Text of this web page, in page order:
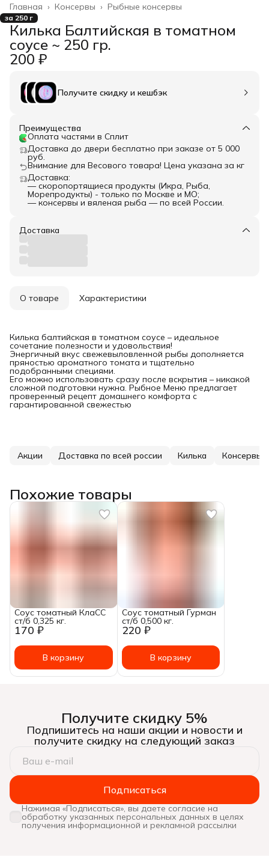
Рыбные консервы
Консервы ›
Главная ›
за 250 г
Килька Балтийская в томатном
соусе ~ 250 гр.
200 ₽
Получите скидку и кешбэк
Преимущества
Оплата частями в Сплит
Доставка до двери бесплатно при заказе от 5 000
руб.
Внимание для Весового товара! Цена указана за кг
Доставка:
— скоропортящиеся продукты (Икра, Рыба,
Морепродукты) - только по Москве и МО;
— консервы и вяленая рыба — по всей России.
Доставка
О товаре Характеристики
Килька балтийская в томатном соусе – идеальное
сочетание полезности и удовольствия!
Энергичный вкус свежевыловленной рыбы дополняется
пряностью ароматного томата и тщательно
подобранными специями.
Его можно использовать сразу после вскрытия – никакой
сложной подготовки нужна. Рыбное Меню предлагает
проверенный рецепт домашнего комфорта с
гарантированной свежестью
Акции Доставка по всей россии Килька Консервы
Похожие товары
170 ₽
Соус томатный КлаСС
ст/б 0,325 кг.
В корзину
220 ₽
Соус томатный Гурман
ст/б 0,500 кг.
В корзину
Получите скидку 5%
Подпишитесь на наши акции и новости и
получите скидку на следующий заказ
Подписаться
Нажимая «Подписаться», вы даете согласие на
обработку указанных персональных данных в целях
получения информационной и рекламной рассылки